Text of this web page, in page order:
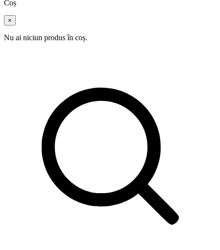
Coș
×
Nu ai niciun produs în coș.